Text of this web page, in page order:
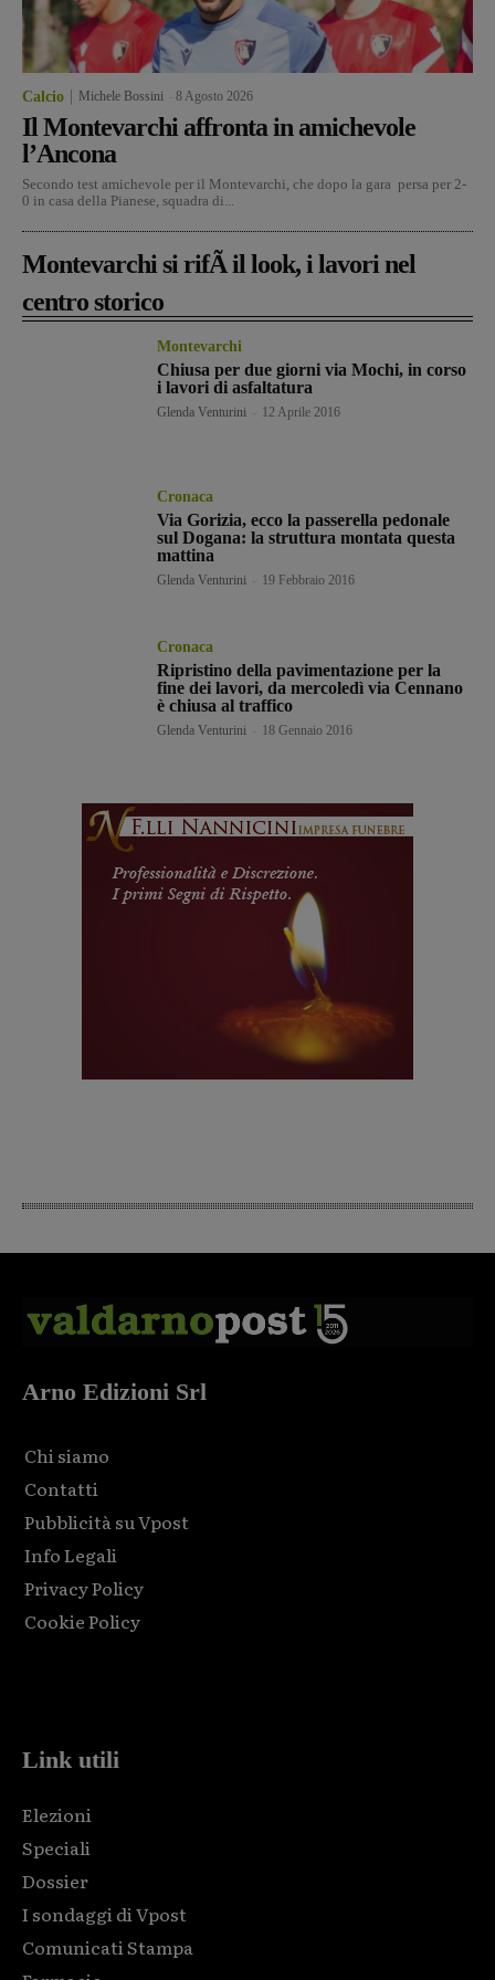
Calcio Michele Bossini 8 Agosto 2026
Il Montevarchi affronta in amichevole
l’Ancona
Secondo test amichevole per il Montevarchi, che dopo la gara persa per 2-
0 in casa della Pianese, squadra di...
Montevarchi si rifÃ il look, i lavori nel
centro storico
Montevarchi
Chiusa per due giorni via Mochi, in corso
i lavori di asfaltatura
Glenda Venturini 12 Aprile 2016
Cronaca
Via Gorizia, ecco la passerella pedonale
sul Dogana: la struttura montata questa
mattina
Glenda Venturini 19 Febbraio 2016
Cronaca
Ripristino della pavimentazione per la
fine dei lavori, da mercoledì via Cennano
è chiusa al traffico
Glenda Venturini 18 Gennaio 2016
Arno Edizioni Srl
Chi siamo
Contatti
Pubblicità su Vpost
Info Legali
Privacy Policy
Cookie Policy
Link utili
Elezioni
Speciali
Dossier
I sondaggi di Vpost
Comunicati Stampa